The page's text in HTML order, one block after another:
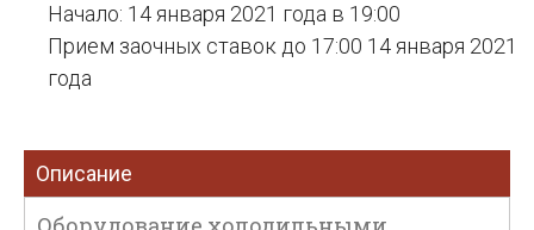
Начало: 14 января 2021 года в 19:00
Прием заочных ставок до 17:00 14 января 2021
года
Описание